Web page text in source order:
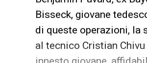
Bisseck, giovane
di queste operazioni, la
al tecnico Cristian